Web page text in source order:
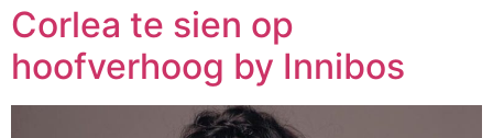
Corlea te sien op
hoofverhoog by Innibos